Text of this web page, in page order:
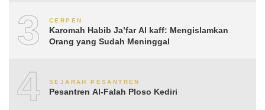
3 CERPEN
Karomah Habib Ja’far Al kaff: Mengislamkan
Orang yang Sudah Meninggal
4 SEJARAH PESANTREN
Pesantren Al-Falah Ploso Kediri